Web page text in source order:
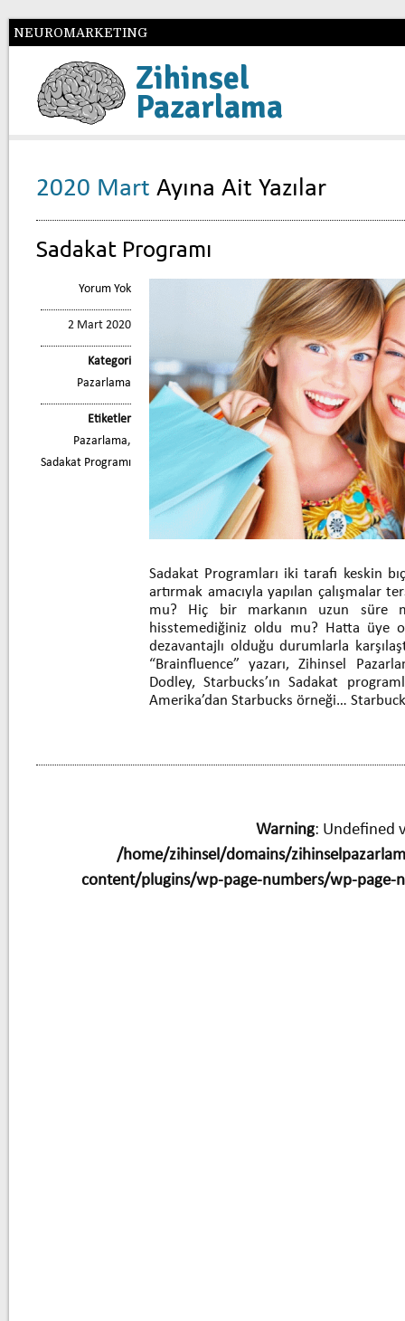
NEUROMARKETING
Zihinsel
Pazarlama
2020 Mart Ayına Ait Yazılar
Sadakat Programı
Yorum Yok
2 Mart 2020
Kategori
Pazarlama
Etiketler
Pazarlama,
Sadakat Programı
Sadakat Programları iki tarafı keskin
artırmak amacıyla yapılan çalışmalar
mu? Hiç bir markanın uzun süre
hisstemediğiniz oldu mu? Hatta üye
dezavantajlı olduğu durumlarla
“Brainfluence” yazarı, Zihinsel
Dodley, Starbucks’ın Sadakat
Amerika’dan Starbucks örneği…
Warning: Undefined
/home/zihinsel/domains/
content/plugins/wp-page-numbers/wp-page-